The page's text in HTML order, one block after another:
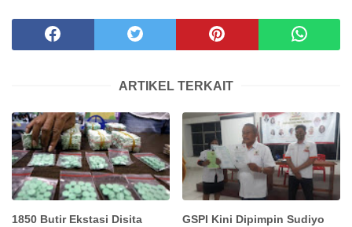
ARTIKEL TERKAIT
1850 Butir Ekstasi Disita
GSPI Kini Dipimpin Sudiyo